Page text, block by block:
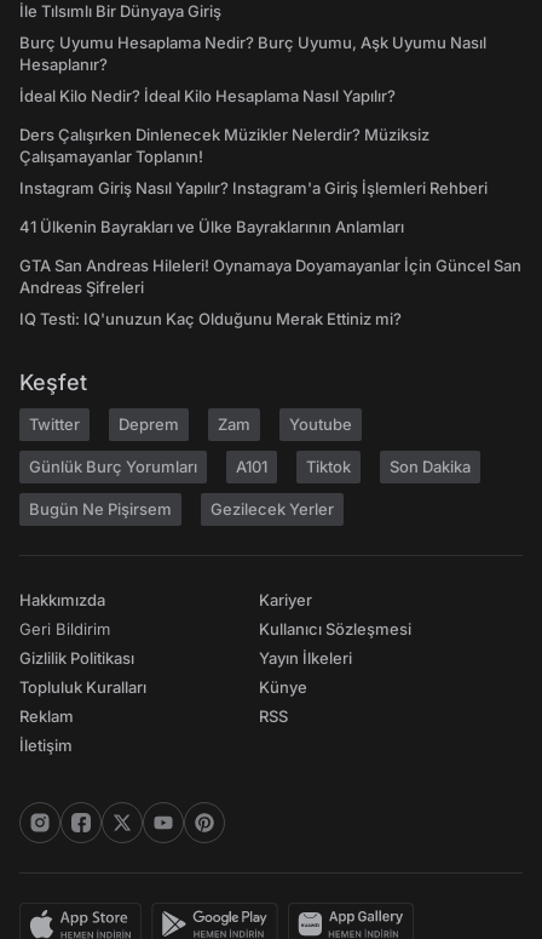
İle Tılsımlı Bir Dünyaya Giriş
Burç Uyumu Hesaplama Nedir? Burç Uyumu, Aşk Uyumu Nasıl
Hesaplanır?
İdeal Kilo Nedir? İdeal Kilo Hesaplama Nasıl Yapılır?
Ders Çalışırken Dinlenecek Müzikler Nelerdir? Müziksiz
Çalışamayanlar Toplanın!
Instagram Giriş Nasıl Yapılır? Instagram'a Giriş İşlemleri Rehberi
41 Ülkenin Bayrakları ve Ülke Bayraklarının Anlamları
GTA San Andreas Hileleri! Oynamaya Doyamayanlar İçin Güncel San
Andreas Şifreleri
IQ Testi: IQ'unuzun Kaç Olduğunu Merak Ettiniz mi?
Keşfet
Twitter Deprem Zam Youtube
Günlük Burç Yorumları A101 Tiktok Son Dakika
Bugün Ne Pişirsem Gezilecek Yerler
Hakkımızda
Geri Bildirim
Gizlilik Politikası
Topluluk Kuralları
Reklam
İletişim
Kariyer
Kullanıcı Sözleşmesi
Yayın İlkeleri
Künye
RSS